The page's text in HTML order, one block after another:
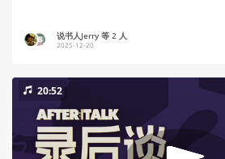
说书人Jerry 等 2 人
2025-12-20
20:52